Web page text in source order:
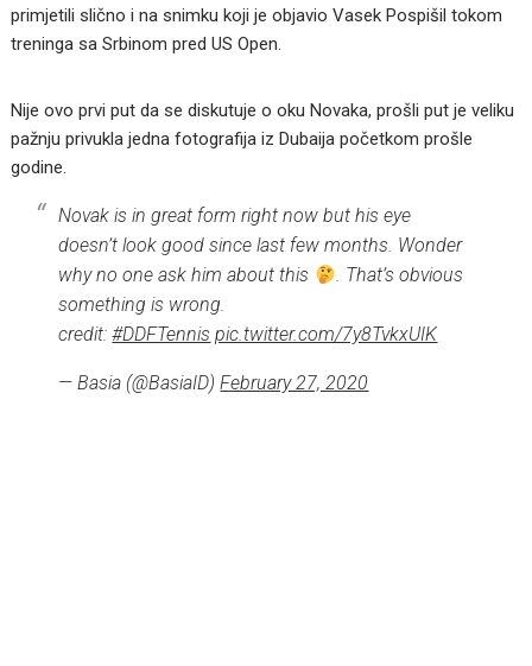
primjetili slično i na snimku koji je objavio Vasek Pospišil tokom
treninga sa Srbinom pred US Open.
Nije ovo prvi put da se diskutuje o oku Novaka, prošli put je veliku
pažnju privukla jedna fotografija iz Dubaija početkom prošle
godine.
Novak is in great form right now but his eye
doesn’t look good since last few months. Wonder
why no one ask him about this
. That’s obvious
something is wrong.
credit:#DDFTennis pic.twitter.com/7y8TvkxUIK
— Basia (@BasiaID)February 27, 2020